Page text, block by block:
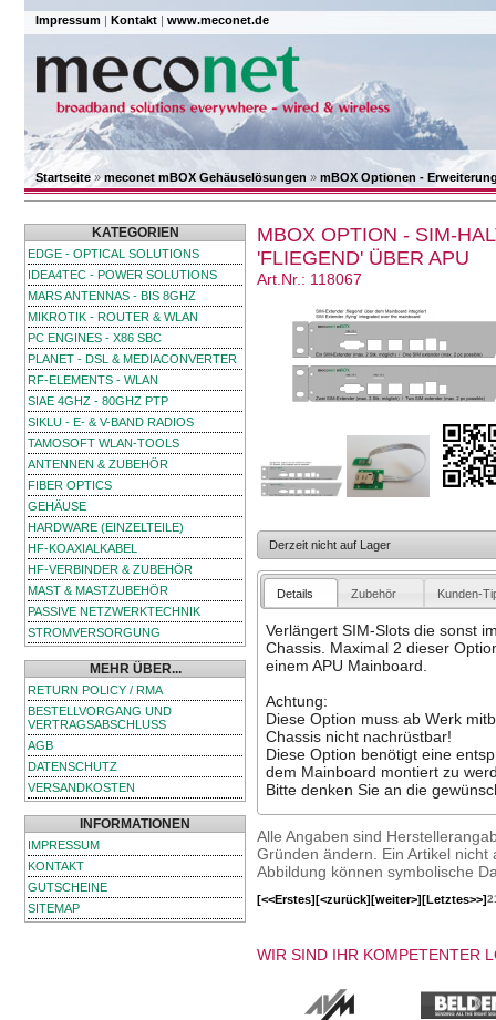
Impressum | Kontakt | www.meconet.de
Startseite»meconet mBOX Gehäuselösungen » mBOX Optionen -
KATEGORIEN
EDGE - OPTICAL SOLUTIONS
IDEA4TEC - POWER SOLUTIONS
MARS ANTENNAS - BIS 8GHZ
MIKROTIK - ROUTER & WLAN
PC ENGINES - X86 SBC
PLANET - DSL & MEDIACONVERTER
RF-ELEMENTS - WLAN
SIAE 4GHZ - 80GHZ PTP
SIKLU - E- & V-BAND RADIOS
TAMOSOFT WLAN-TOOLS
ANTENNEN & ZUBEHÖR
FIBER OPTICS
GEHÄUSE
HARDWARE (EINZELTEILE)
HF-KOAXIALKABEL
HF-VERBINDER & ZUBEHÖR
MAST & MASTZUBEHÖR
PASSIVE NETZWERKTECHNIK
STROMVERSORGUNG
MEHR ÜBER...
RETURN POLICY / RMA
BESTELLVORGANG UND
VERTRAGSABSCHLUSS
AGB
DATENSCHUTZ
VERSANDKOSTEN
INFORMATIONEN
IMPRESSUM
KONTAKT
GUTSCHEINE
SITEMAP
MBOX OPTION - SIM-
'FLIEGEND' ÜBER APU
Art.Nr.: 118067
Derzeit nicht auf Lager
Details Zubehör Kunden-
Verlängert SIM-Slots die sonst
Chassis. Maximal 2 dieser
einem APU Mainboard.
Achtung:
Diese Option muss ab Werk
Chassis nicht nachrüstbar!
Diese Option benötigt eine
dem Mainboard montiert zu
Bitte denken Sie an die
Alle Angaben sind
Gründen ändern. Ein Artikel
Abbildung können symbolische
[<<Erstes][<zurück][weiter>][Letztes>>]
WIR SIND IHR KOMPETENTER